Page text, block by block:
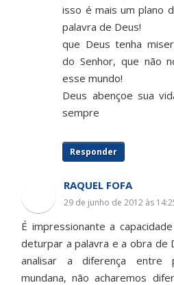
isso é mais um plano
palavra de Deus!
que Deus tenha
do Senhor, que não
esse mundo!
Deus abençoe sua
sempre
Responder
RAQUEL FOFA
29 de junho de 2012 às
É impressionante a
deturpar a palavra e a obra de
analisar a diferença entre
mundana, não acharemos